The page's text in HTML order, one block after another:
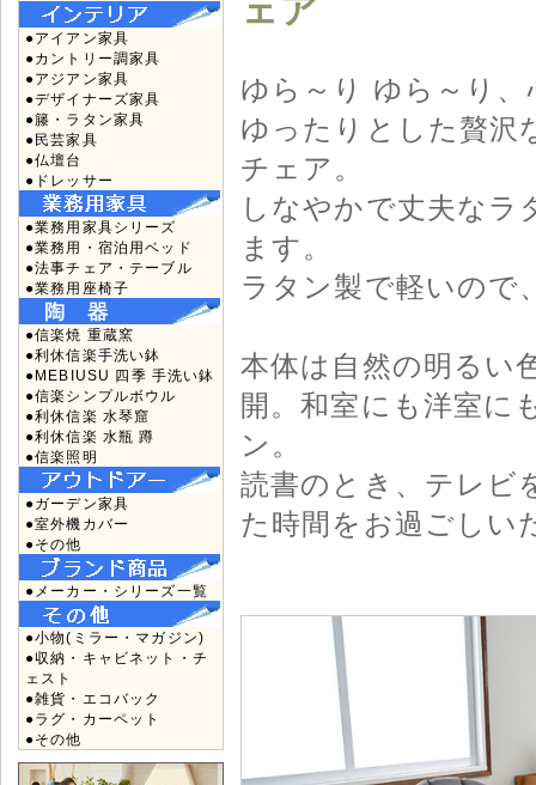
●アイアン家具
●カントリー調家具
●アジアン家具
●デザイナーズ家具
●籐・ラタン家具
●民芸家具
●仏壇台
●ドレッサー
●業務用家具シリーズ
●業務用・宿泊用ベッド
●法事チェア・テーブル
●業務用座椅子
●信楽焼 重蔵窯
●利休信楽手洗い鉢
●MEBIUSU 四季 手洗い鉢
●信楽シンプルボウル
●利休信楽 水琴窟
●利休信楽 水瓶 蹲
●信楽照明
●ガーデン家具
●室外機カバー
●その他
●メーカー・シリーズ一覧
●小物(ミラー・マガジン)
●収納・キャビネット・チ
ェスト
●雑貨・エコバック
●ラグ・カーペット
●その他
ェア
ゆら～り ゆら～り
ゆったりとした贅沢
チェア。
しなやかで丈夫なラ
ます。
ラタン製で軽いので
本体は自然の明るい
開。和室にも洋室に
ン。
読書のとき、テレビ
た時間をお過ごしい